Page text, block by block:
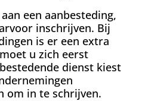
een aanbesteding,
inschrijven. Bij
is er een extra
u zich eerst
dienst kiest
om in te schrijven.